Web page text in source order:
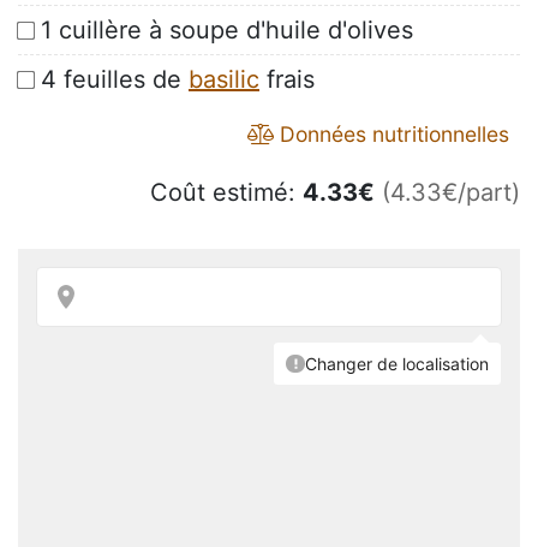
1 cuillère à soupe d'huile d'olives
4 feuilles de basilic frais
Données nutritionnelles
Coût estimé: 4.33€ (4.33€/part)